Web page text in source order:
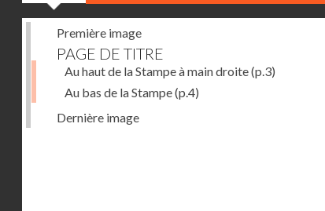
Première image
PAGE DE TITRE
Au haut de la Stampe à main droite(p.3)
Au bas de la Stampe(p.4)
Dernière image